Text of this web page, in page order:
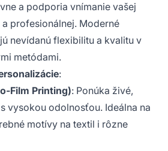
a podporia vnímanie vašej
profesionálnej. Moderné
nevídanú flexibilitu a kvalitu v
metódami.
:
Film Printing): Ponúka živé,
vysokou odolnosťou. Ideálna na
motívy na textil i rôzne